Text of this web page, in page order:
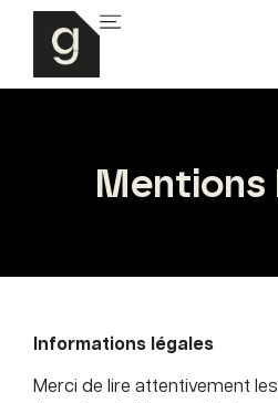
Mentions
Informations légales
Merci de lire attentivement